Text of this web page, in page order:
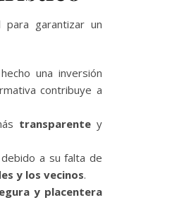
garantizar un
una inversión
contribuye a
transparente y
a su falta de
y los vecinos.
y placentera